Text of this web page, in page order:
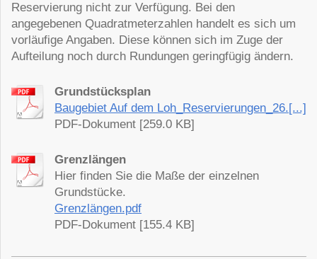
Reservierung nicht zur Verfügung. Bei den
angegebenen Quadratmeterzahlen handelt es sich um
vorläufige Angaben. Diese können sich im Zuge der
Aufteilung noch durch Rundungen geringfügig ändern.
Grundstücksplan
Baugebiet Auf dem Loh_Reservierungen_26.[...]
PDF-Dokument [259.0 KB]
Grenzlängen
Hier finden Sie die Maße der einzelnen
Grundstücke.
Grenzlängen.pdf
PDF-Dokument [155.4 KB]